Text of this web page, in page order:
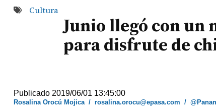
Cultura
Junio llegó con un
para disfrute de
Publicado 2019/06/01 13:45:00
Rosalina Orocú Mojica/rosalina.orocu@epasa.com /